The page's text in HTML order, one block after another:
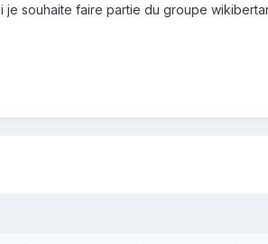
souhaite faire partie du groupe